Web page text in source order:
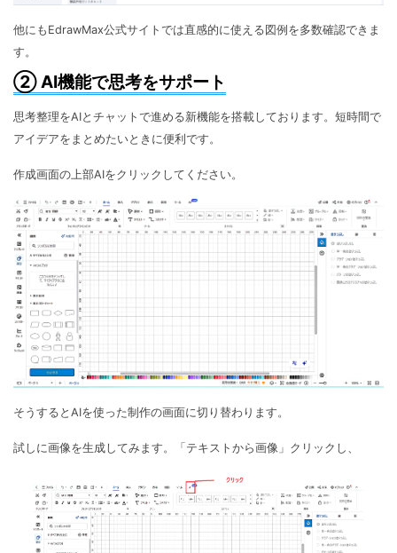
他にもEdrawMax公式サイトでは直感的に使える図例を多数確認できま
す。
② AI機能で思考をサポート
思考整理をAIとチャットで進める新機能を搭載しております。短時間で
アイデアをまとめたいときに便利です。
作成画面の上部AIをクリックしてください。
そうするとAIを使った制作の画面に切り替わります。
試しに画像を生成してみます。「テキストから画像」クリックし、